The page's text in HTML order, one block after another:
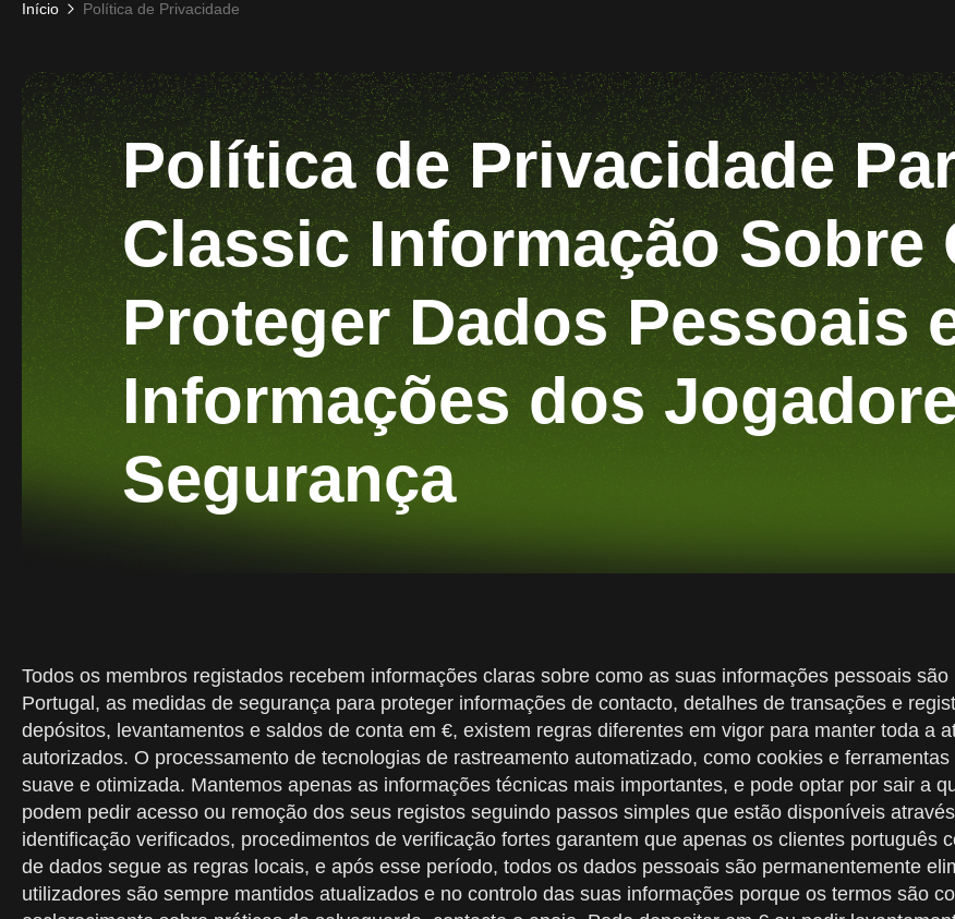
Início Política de Privacidade
Política de Privacidade
Classic Informação Sobre
Proteger Dados Pessoais
Informações dos
Segurança
Todos os membros registados recebem informações claras sobre como as suas informações pessoais
Portugal, as medidas de segurança para proteger informações de contacto, detalhes de transações e
depósitos, levantamentos e saldos de conta em €, existem regras diferentes em vigor para manter toda a
autorizados. O processamento de tecnologias de rastreamento automatizado, como cookies e
suave e otimizada. Mantemos apenas as informações técnicas mais importantes, e pode optar por sair a
podem pedir acesso ou remoção dos seus registos seguindo passos simples que estão disponíveis
identificação verificados, procedimentos de verificação fortes garantem que apenas os clientes português
de dados segue as regras locais, e após esse período, todos os dados pessoais são permanentemente
utilizadores são sempre mantidos atualizados e no controlo das suas informações porque os termos são